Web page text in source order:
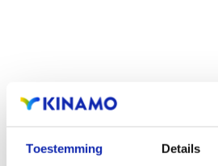
Toestemming Details